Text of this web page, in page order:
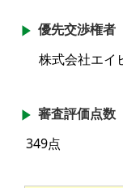
優先交渉権者
株式会社エイ
審査
349点